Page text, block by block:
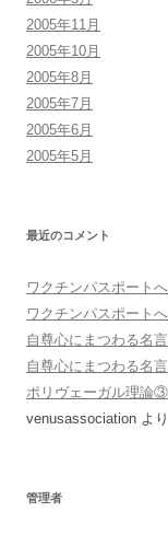
2005年11月
2005年10月
2005年8月
2005年7月
2005年6月
2005年5月
最近のコメント
ワクチンパスポート
ワクチンパスポート
自尊心にまつわる名言
自尊心にまつわる名言
ポリヴェーガル理論③
venusassociation より
管理者